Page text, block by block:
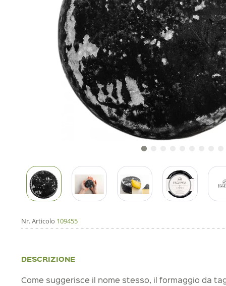
Nr. Articolo 109455
DESCRIZIONE
Come suggerisce il nome stesso, il formaggio da